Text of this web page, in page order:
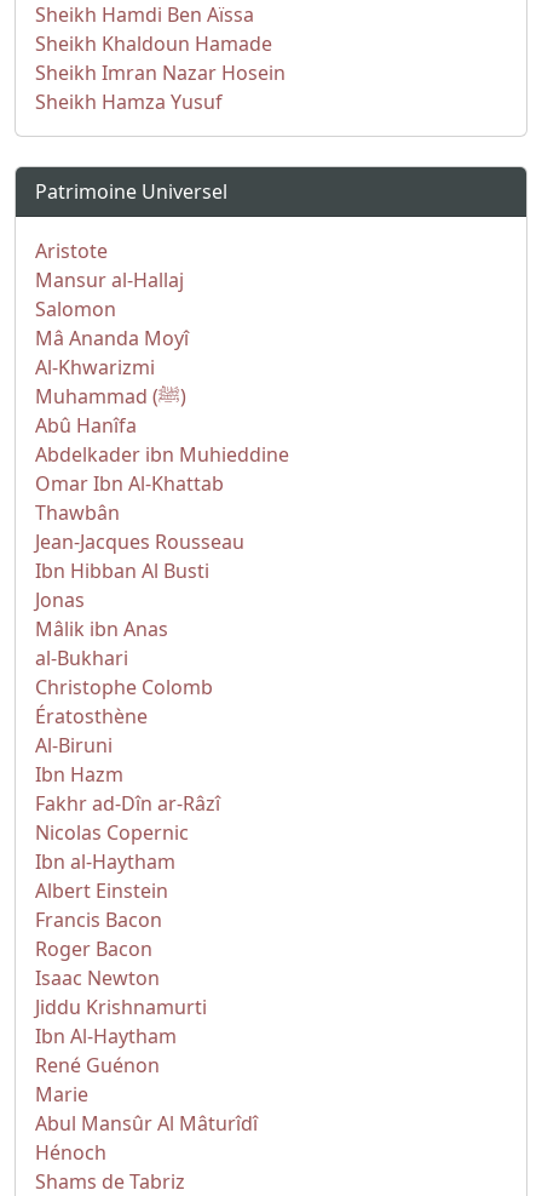
Sheikh Hamdi Ben Aïssa
Sheikh Khaldoun Hamade
Sheikh Imran Nazar Hosein
Sheikh Hamza Yusuf
Patrimoine Universel
Aristote
Mansur al-Hallaj
Salomon
Mâ Ananda Moyî
Al-Khwarizmi
Muhammad (ﷺ)
Abû Hanîfa
Abdelkader ibn Muhieddine
Omar Ibn Al-Khattab
Thawbân
Jean-Jacques Rousseau
Ibn Hibban Al Busti
Jonas
Mâlik ibn Anas
al-Bukhari
Christophe Colomb
Ératosthène
Al-Biruni
Ibn Hazm
Fakhr ad-Dîn ar-Râzî
Nicolas Copernic
Ibn al-Haytham
Albert Einstein
Francis Bacon
Roger Bacon
Isaac Newton
Jiddu Krishnamurti
Ibn Al-Haytham
René Guénon
Marie
Abul Mansûr Al Mâturîdî
Hénoch
Shams de Tabriz